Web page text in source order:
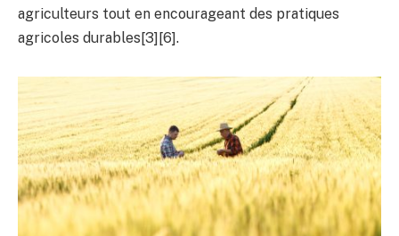
agriculteurs tout en encourageant des pratiques
agricoles durables[3][6].